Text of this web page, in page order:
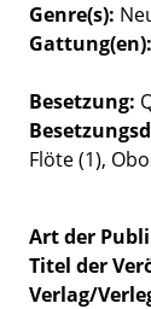
Genre(s)
Gattung(en)
Besetzung
Flöte (1),
Art der
Titel der
Verlag/